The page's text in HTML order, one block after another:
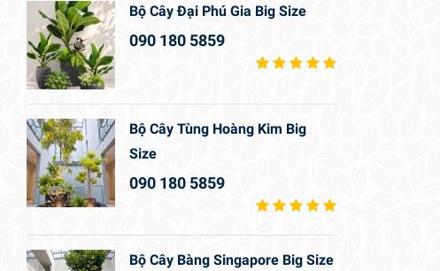
Bộ Cây Đại Phú Gia Big Size
090 180 5859
Bộ Cây Tùng Hoàng Kim Big
Size
090 180 5859
Bộ Cây Bàng Singapore Big Size